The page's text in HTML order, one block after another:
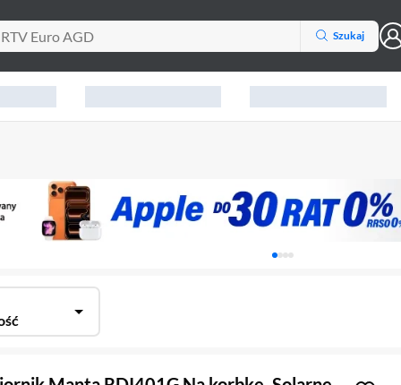
Szukaj
Karuzela z banerami,